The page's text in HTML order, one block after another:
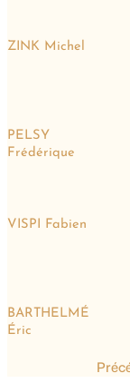
ZINK Michel
PELSY
Frédérique
VISPI Fabien
BARTHELMÉ
Éric